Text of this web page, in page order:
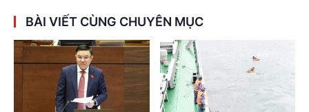
BÀI VIẾT CÙNG CHUYÊN MỤC